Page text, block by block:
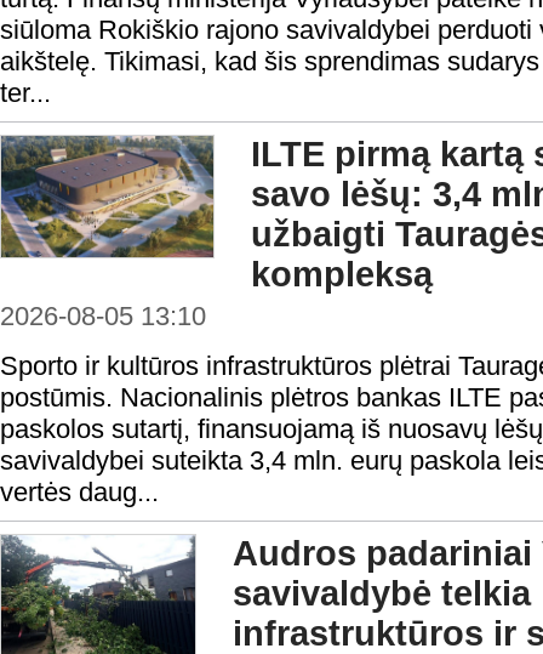
siūloma Rokiškio rajono savivaldybei
aikštelę. Tikimasi, kad šis sprendimas
ter...
ILTE pirmą kartą
savo lėšų: 3,4
užbaigti
kompleksą
2026-08-05 13:10
Sporto ir kultūros infrastruktūros plėtrai
postūmis. Nacionalinis plėtros bankas ILTE
paskolos sutartį, finansuojamą iš nuosavų
savivaldybei suteikta 3,4 mln. eurų paskola
vertės daug...
Audros
savivaldybė telkia
infrastruktūros ir